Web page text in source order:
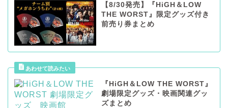
【8/30発売】『HiGH＆LOW
THE WORST』限定グッズ付き
前売り券まとめ
『HiGH＆LOW THE WORST』
劇場限定グッズ・映画関連グッ
ズまとめ